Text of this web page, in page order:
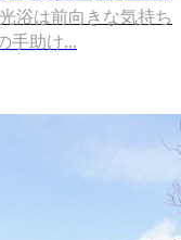
浴は前向きな気持ち
手助け...